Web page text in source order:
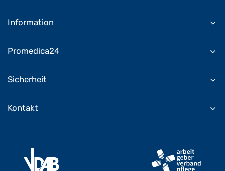
Information
Promedica24
Sicherheit
Kontakt